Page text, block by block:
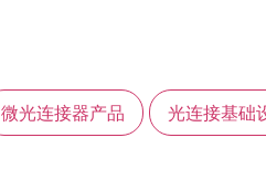
微光连接器产品 光连接基础